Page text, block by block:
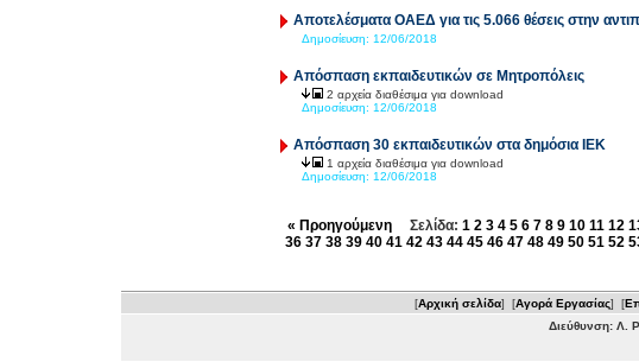
Αποτελέσματα ΟΑΕΔ για τις 5.066 θέσεις στην
Δημοσίευση: 12/06/2018
Απόσπαση εκπαιδευτικών σε Μητροπόλεις
2 αρχεία διαθέσιμα για download
Δημοσίευση: 12/06/2018
Απόσπαση 30 εκπαιδευτικών στα δημόσια ΙΕΚ
1 αρχεία διαθέσιμα για download
Δημοσίευση: 12/06/2018
« ΠροηγούμενηΣελίδα: 1 2 3 4 5 6 7 8 9 10 11 12
36 37 38 39 40 41 42 43 44 45 46 47 48 49 50 51 52
[Αρχική σελίδα] [Αγορά Εργασίας] [
Διεύθυνση: Λ.